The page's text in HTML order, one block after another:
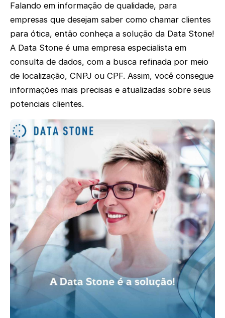
Falando em informação de qualidade, para
empresas que desejam saber como chamar clientes
para ótica, então conheça a solução da Data Stone!
A Data Stone é uma empresa especialista em
consulta de dados, com a busca refinada por meio
de localização, CNPJ ou CPF. Assim, você consegue
informações mais precisas e atualizadas sobre seus
potenciais clientes.